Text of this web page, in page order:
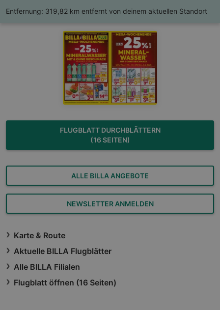
Entfernung: 319,82 km entfernt von deinem aktuellen Standort
FLUGBLATT DURCHBLÄTTERN
(16 SEITEN)
ALLE BILLA ANGEBOTE
NEWSLETTER ANMELDEN
Karte & Route
Aktuelle BILLA Flugblätter
Alle BILLA Filialen
Flugblatt öffnen (16 Seiten)